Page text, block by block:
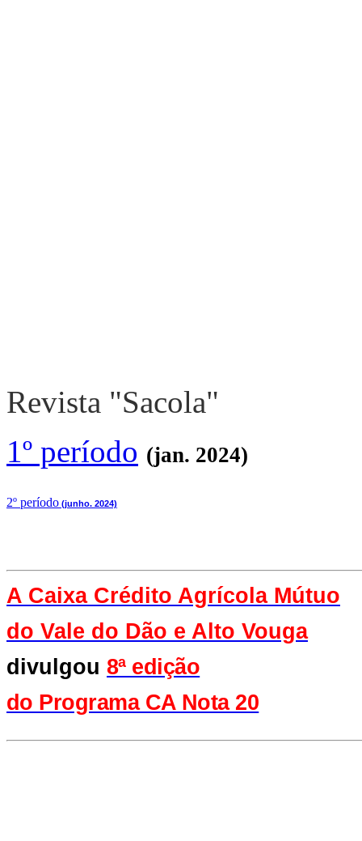
Revista "Sacola"
1º período (jan. 2024)
2º período (junho. 2024)
A Caixa Crédito Agrícola Mútuo
do Vale do Dão e Alto Vouga
divulgou 8ª edição
do Programa CA Nota 20